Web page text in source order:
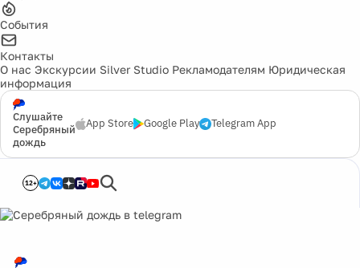
События
Контакты
О нас Экскурсии Silver Studio Рекламодателям Юридическая
информация
Слушайте
Серебряный
дождь
App Store Google Play Telegram App
12+